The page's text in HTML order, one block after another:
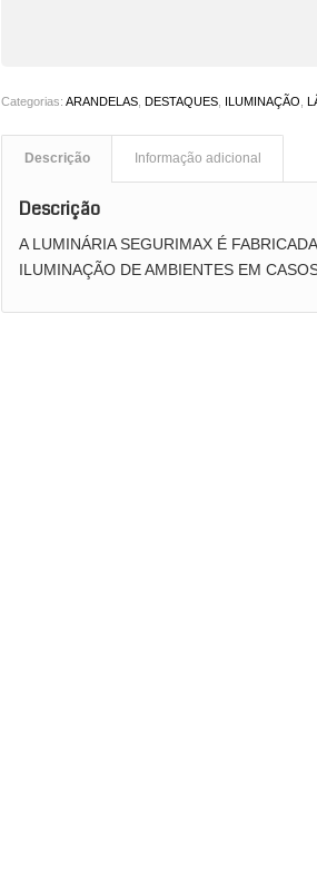
Categorias: ARANDELAS DESTAQUES ILUMINAÇÃO
Descrição Informação adicional
Descrição
A LUMINÁRIA SEGURIMAX É
ILUMINAÇÃO DE AMBIENTES EM